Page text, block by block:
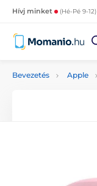
Hívj minket (Hé-Pé 9-12)
Bevezetés Apple